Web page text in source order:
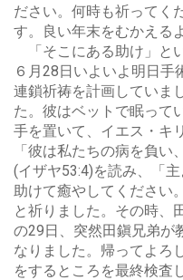
ださい。何時も祈ってく
す。良い年末をむかえる
「そこにある助け」と
６月28日いよいよ明日手
連鎖祈祷を計画していま
た。彼はベットで眠って
手を置いて、イエス・キ
「彼は私たちの病を負い
(イザヤ53:4)を読み、「
助けて癒やしてください
と祈りました。その時、
の29日、突然田鎭兄弟が
なりました。帰ってよろ
をするところを最終検査